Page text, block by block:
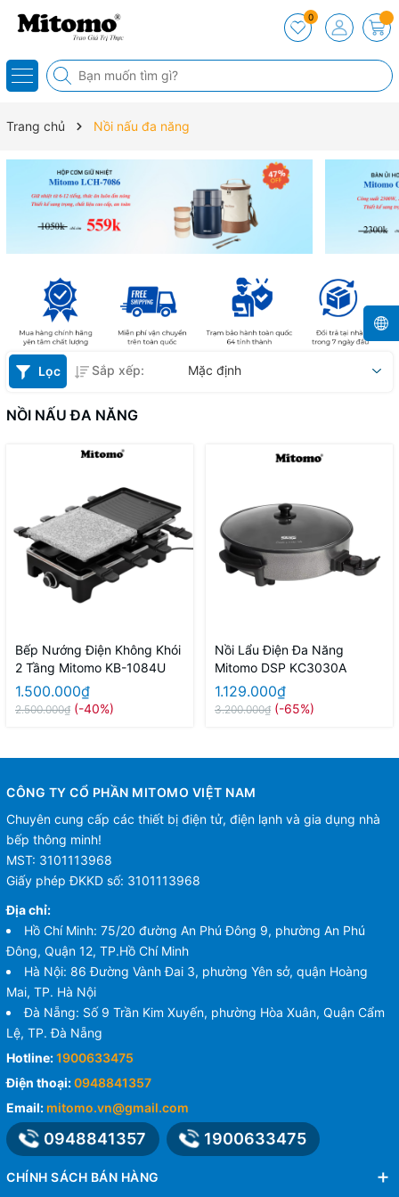
0
Trang chủ Nồi nấu đa năng
Lọc Sắp xếp: Mặc định
NỒI NẤU ĐA NĂNG
Bếp Nướng Điện Không Khói
2 Tầng Mitomo KB-1084U
1.500.000₫
2.500.000₫ (-40%)
Nồi Lẩu Điện Đa Năng
Mitomo DSP KC3030A
1.129.000₫
3.200.000₫ (-65%)
CÔNG TY CỔ PHẦN MITOMO VIỆT NAM
Chuyên cung cấp các thiết bị điện tử, điện lạnh và gia dụng nhà
bếp thông minh!
MST: 3101113968
Giấy phép ĐKKD số: 3101113968
Địa chỉ:
Hồ Chí Minh: 75/20 đường An Phú Đông 9, phường An Phú
Đông, Quận 12, TP.Hồ Chí Minh
Hà Nội: 86 Đường Vành Đai 3, phường Yên sở, quận Hoàng
Mai, TP. Hà Nội
Đà Nẵng: Số 9 Trần Kim Xuyến, phường Hòa Xuân, Quận Cẩm
Lệ, TP. Đà Nẵng
Hotline:1900633475
Điện thoại:0948841357
Email: mitomo.vn@gmail.com
0948841357 1900633475
CHÍNH SÁCH BÁN HÀNG